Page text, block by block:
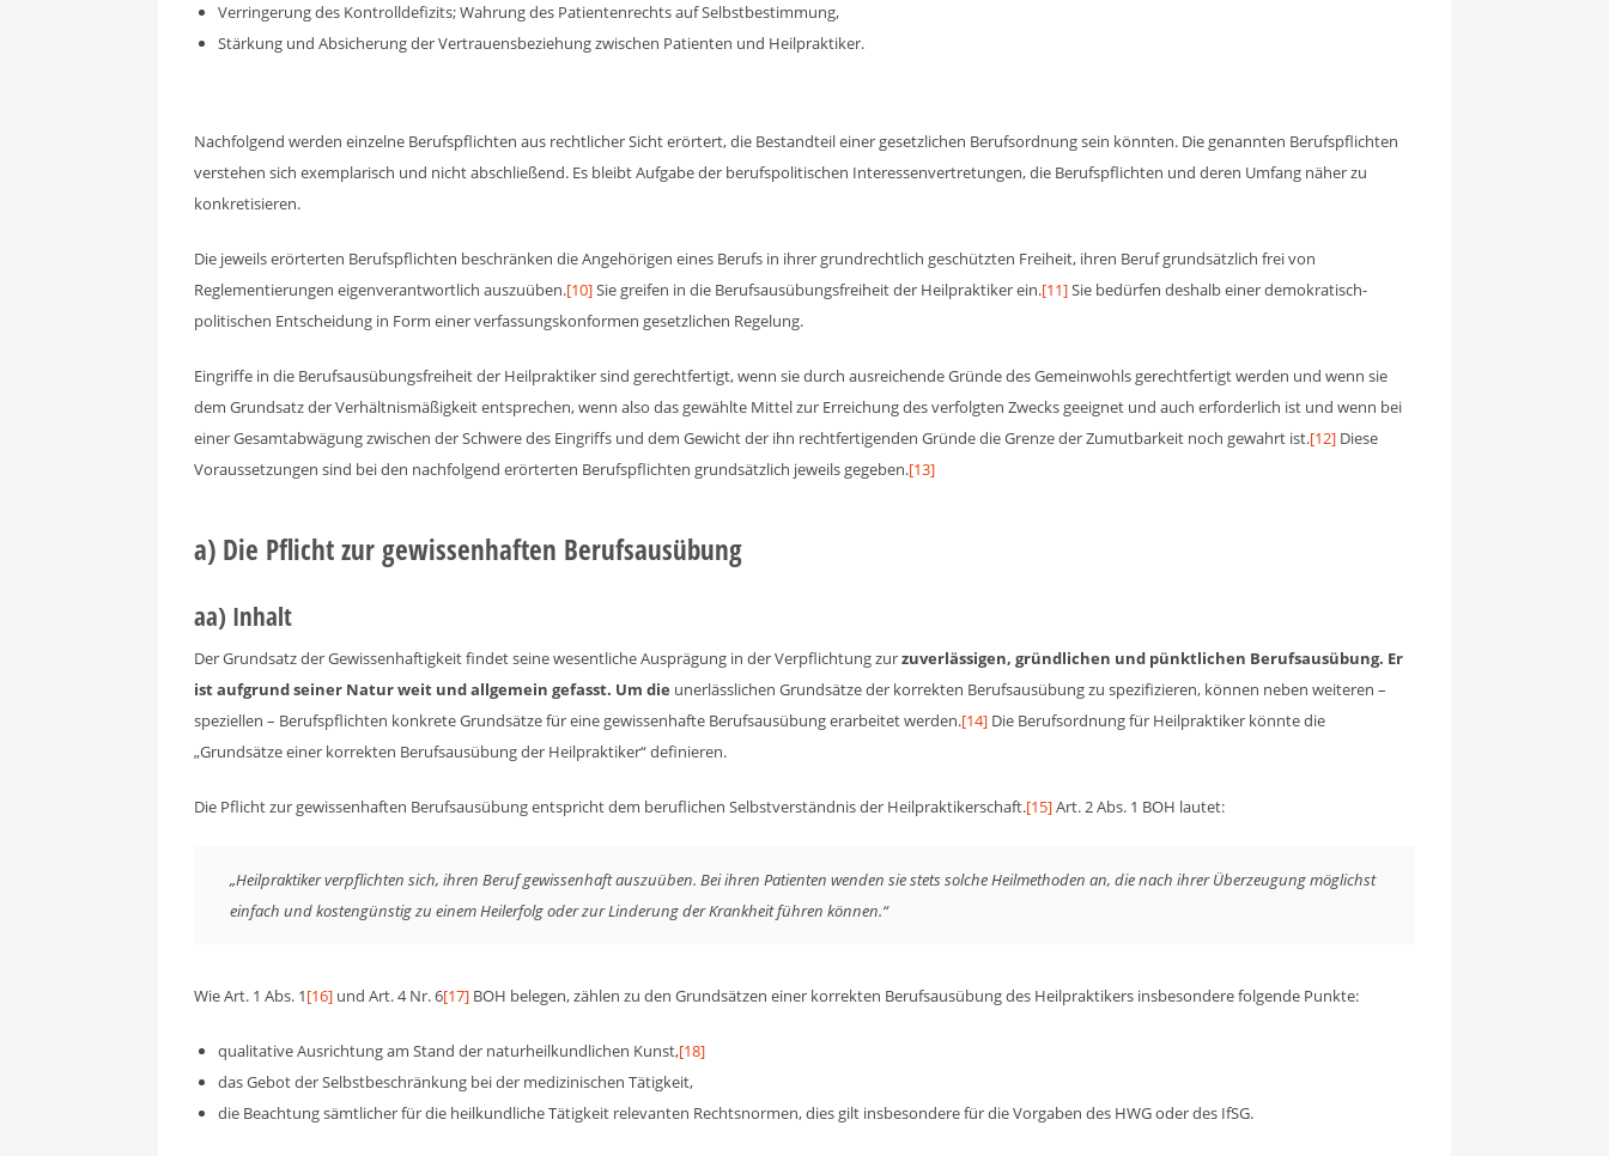
Verringerung des Kontrolldefizits; Wahrung des Patientenrechts auf Selbstbestimmung,
Stärkung und Absicherung der Vertrauensbeziehung zwischen Patienten und Heilpraktiker.
Nachfolgend werden einzelne Berufspflichten aus rechtlicher Sicht erörtert, die Bestandteil einer gesetzlichen Berufsordnung sein könnten. Die genannten Berufspflichten
verstehen sich exemplarisch und nicht abschließend. Es bleibt Aufgabe der berufspolitischen Interessenvertretungen, die Berufspflichten und deren Umfang näher zu
konkretisieren.
Die jeweils erörterten Berufspflichten beschränken die Angehörigen eines Berufs in ihrer grundrechtlich geschützten Freiheit, ihren Beruf grundsätzlich frei von
Reglementierungen eigenverantwortlich auszuüben.[10]Sie greifen in die Berufsausübungsfreiheit der Heilpraktiker ein.[11]Sie bedürfen deshalb einer demokratisch-
politischen Entscheidung in Form einer verfassungskonformen gesetzlichen Regelung.
Eingriffe in die Berufsausübungsfreiheit der Heilpraktiker sind gerechtfertigt, wenn sie durch ausreichende Gründe des Gemeinwohls gerechtfertigt werden und wenn sie
dem Grundsatz der Verhältnismäßigkeit entsprechen, wenn also das gewählte Mittel zur Erreichung des verfolgten Zwecks geeignet und auch erforderlich ist und wenn bei
einer Gesamtabwägung zwischen der Schwere des Eingriffs und dem Gewicht der ihn rechtfertigenden Gründe die Grenze der Zumutbarkeit noch gewahrt ist.[12] Diese
Voraussetzungen sind bei den nachfolgend erörterten Berufspflichten grundsätzlich jeweils gegeben.[13]
a) Die Pflicht zur gewissenhaften Berufsausübung
aa) Inhalt
Der Grundsatz der Gewissenhaftigkeit findet seine wesentliche Ausprägung in der Verpflichtung zurzuverlässigen, gründlichen und pünktlichen Berufsausübung. Er
ist aufgrund seiner Natur weit und allgemein gefasst. Um die unerlässlichen Grundsätze der korrekten Berufsausübung zu spezifizieren, können neben weiteren –
speziellen – Berufspflichten konkrete Grundsätze für eine gewissenhafte Berufsausübung erarbeitet werden.[14] Die Berufsordnung für Heilpraktiker könnte die
„Grundsätze einer korrekten Berufsausübung der Heilpraktiker“ definieren.
Die Pflicht zur gewissenhaften Berufsausübung entspricht dem beruflichen Selbstverständnis der Heilpraktikerschaft.[15]Art. 2 Abs. 1 BOH lautet:
„Heilpraktiker verpflichten sich, ihren Beruf gewissenhaft auszuüben. Bei ihren Patienten wenden sie stets solche Heilmethoden an, die nach ihrer Überzeugung möglichst
einfach und kostengünstig zu einem Heilerfolg oder zur Linderung der Krankheit führen können.“
Wie Art. 1 Abs. 1[16] und Art. 4 Nr. 6[17] BOH belegen, zählen zu den Grundsätzen einer korrekten Berufsausübung des Heilpraktikers insbesondere folgende Punkte:
qualitative Ausrichtung am Stand der naturheilkundlichen Kunst,[18]
das Gebot der Selbstbeschränkung bei der medizinischen Tätigkeit,
die Beachtung sämtlicher für die heilkundliche Tätigkeit relevanten Rechtsnormen, dies gilt insbesondere für die Vorgaben des HWG oder des IfSG.